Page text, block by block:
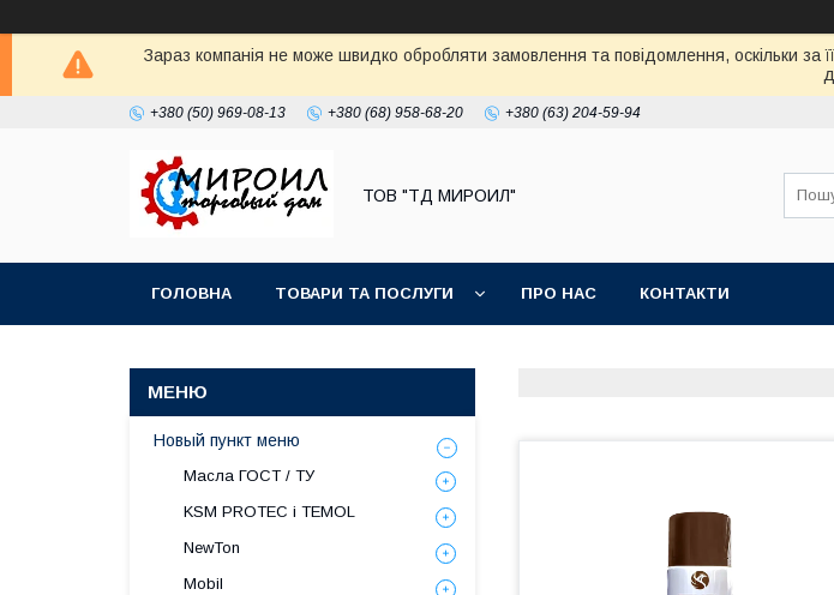
Зараз компанія не може швидко обробляти замовлення та повідомлення, оскільки
+380 (50) 969-08-13 +380 (68) 958-68-20 +380 (63) 204-59-94
ТОВ "ТД МИРОИЛ"
ГОЛОВНА ТОВАРИ ТА ПОСЛУГИ ПРО НАС КОНТАКТИ
Новый пункт меню
Масла ГОСТ / ТУ
KSM PROTEC і TEMOL
NewTon
Mobil